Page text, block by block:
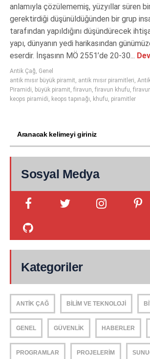
anlamıyla çözülememiş, yüzyıllar süren
gerektirdiği düşünüldüğünden bir grup
tarafından yapıldığını düşündürecek
yapı, dünyanın yedi harikasından
eserdir. İnşasınn MÖ 2551’de 20-30...
Antik Çağ, Genel
antik mısır büyük piramit, antik mısır piramitleri,
Piramidi, büyük piramit, firavun, firavun khufu,
keops piramidi, keops tapınağı, khufu, piramitler
Sosyal Medya
Kategoriler
ANTIK ÇAĞ BILIM VE TEKNOLOJI
GENEL GÜVENLIK HABERLER
PROGRAMLAR PROJELERIM